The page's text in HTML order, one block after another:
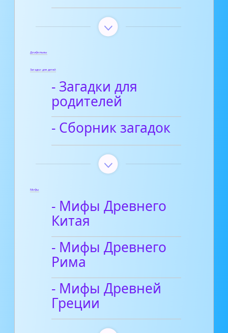
Диафильмы
Загадки для детей
- Загадки для
родителей
- Сборник загадок
Мифы
- Мифы Древнего
Китая
- Мифы Древнего
Рима
- Мифы Древней
Греции